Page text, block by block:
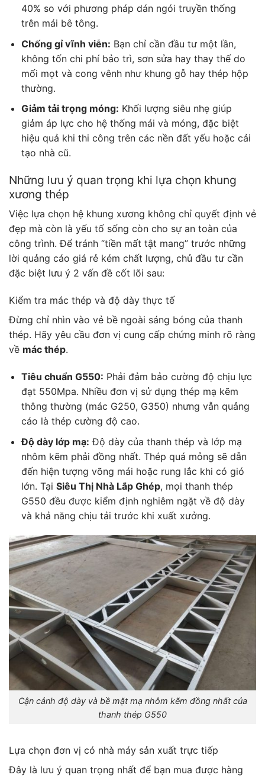
40% so với phương pháp dán ngói truyền thống
trên mái bê tông.
Chống gỉ vĩnh viễn: Bạn chỉ cần đầu tư một lần,
không tốn chi phí bảo trì, sơn sửa hay thay thế do
mối mọt và cong vênh như khung gỗ hay thép hộp
thường.
Giảm tải trọng móng: Khối lượng siêu nhẹ giúp
giảm áp lực cho hệ thống mái và móng, đặc biệt
hiệu quả khi thi công trên các nền đất yếu hoặc cải
tạo nhà cũ.
Những lưu ý quan trọng khi lựa chọn khung
xương thép
Việc lựa chọn hệ khung xương không chỉ quyết định vẻ
đẹp mà còn là yếu tố sống còn cho sự an toàn của
công trình. Để tránh “tiền mất tật mang” trước những
lời quảng cáo giá rẻ kém chất lượng, chủ đầu tư cần
đặc biệt lưu ý 2 vấn đề cốt lõi sau:
Kiểm tra mác thép và độ dày thực tế
Đừng chỉ nhìn vào vẻ bề ngoài sáng bóng của thanh
thép. Hãy yêu cầu đơn vị cung cấp chứng minh rõ ràng
về mác thép.
Tiêu chuẩn G550: Phải đảm bảo cường độ chịu lực
đạt 550Mpa. Nhiều đơn vị sử dụng thép mạ kẽm
thông thường (mác G250, G350) nhưng vẫn quảng
cáo là thép cường độ cao.
Độ dày lớp mạ: Độ dày của thanh thép và lớp mạ
nhôm kẽm phải đồng nhất. Thép quá mỏng sẽ dẫn
đến hiện tượng võng mái hoặc rung lắc khi có gió
lớn. Tại Siêu Thị Nhà Lắp Ghép, mọi thanh thép
G550 đều được kiểm định nghiêm ngặt về độ dày
và khả năng chịu tải trước khi xuất xưởng.
Cận cảnh độ dày và bề mặt mạ nhôm kẽm đồng nhất của
thanh thép G550
Lựa chọn đơn vị có nhà máy sản xuất trực tiếp
Đây là lưu ý quan trọng nhất để bạn mua được hàng